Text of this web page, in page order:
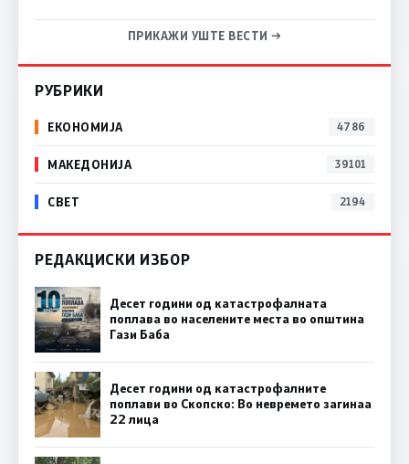
ПРИКАЖИ УШТЕ ВЕСТИ →
РУБРИКИ
ЕКОНОМИЈА 4786
МАКЕДОНИЈА 39101
СВЕТ 2194
РЕДАКЦИСКИ ИЗБОР
Десет години од катастрофалната
поплава во населените места во општина
Гази Баба
Десет години од катастрофалните
поплави во Скопско: Во невремето загинаа
22 лица